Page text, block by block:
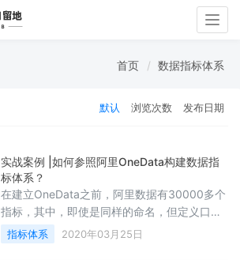
首页 数据指标体系
默认 浏览次数 发布日期
实战案例 |如何参照阿里OneData构建数据指
标体系？
在建立OneData之前，阿里数据有30000多个
指标，其中，即使是同样的命名，但定义口径
却不一致。那如何规范定义指标口径，建立标
准的指标体系呢？
指标体系 2020年03月25日